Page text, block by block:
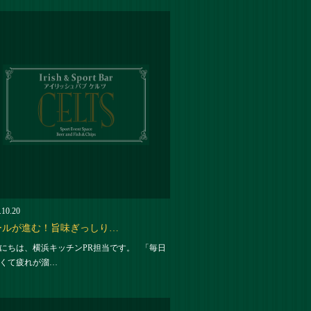
ルが進む！旨味ぎっしり…
ちは、横浜キッチンPR担当です。 「毎日
て疲れが溜…